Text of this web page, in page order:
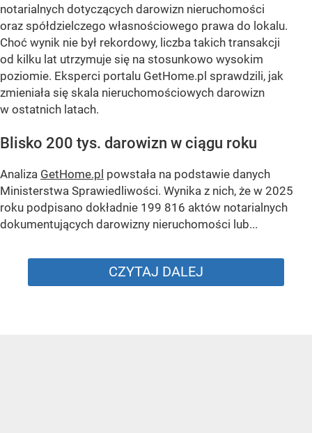
notarialnych dotyczących darowizn nieruchomości
oraz spółdzielczego własnościowego prawa do lokalu.
Choć wynik nie był rekordowy, liczba takich transakcji
od kilku lat utrzymuje się na stosunkowo wysokim
poziomie. Eksperci portalu GetHome.pl sprawdzili, jak
zmieniała się skala nieruchomościowych darowizn
w ostatnich latach.
Blisko 200 tys. darowizn w ciągu roku
Analiza GetHome.pl powstała na podstawie danych
Ministerstwa Sprawiedliwości. Wynika z nich, że w 2025
roku podpisano dokładnie 199 816 aktów notarialnych
dokumentujących darowizny nieruchomości lub...
CZYTAJ DALEJ